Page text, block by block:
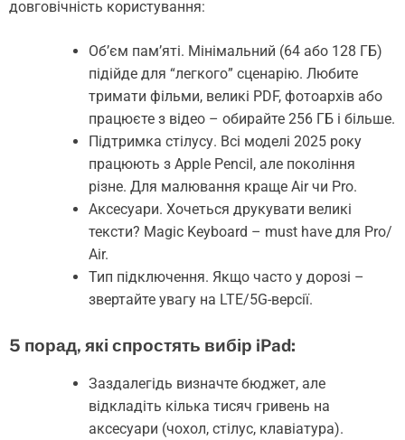
довговічність користування:
Об’єм пам’яті. Мінімальний (64 або 128 ГБ)
підійде для “легкого” сценарію. Любите
тримати фільми, великі PDF, фотоархів або
працюєте з відео – обирайте 256 ГБ і більше.
Підтримка стілусу. Всі моделі 2025 року
працюють з Apple Pencil, але покоління
різне. Для малювання краще Air чи Pro.
Аксесуари. Хочеться друкувати великі
тексти? Magic Keyboard – must have для Pro/
Air.
Тип підключення. Якщо часто у дорозі –
звертайте увагу на LTE/5G-версії.
5 порад, які спростять вибір iPad:
Заздалегідь визначте бюджет, але
відкладіть кілька тисяч гривень на
аксесуари (чохол, стілус, клавіатура).